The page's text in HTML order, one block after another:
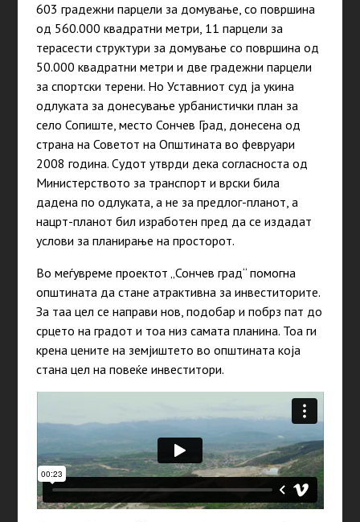
603 градежни парцели за домување, со површина
од 560.000 квадратни метри, 11 парцели за
терасести структури за домување со површина од
50.000 квадратни метри и две градежни парцели
за спортски терени. Но Уставниот суд ја укина
одлуката за донесување урбанистички план за
село Сопиште, место Сончев Град, донесена од
страна на Советот на Општината во февруари
2008 година. Судот утврди дека согласноста од
Министерството за транспорт и врски била
дадена по одлуката, а не за предлог-планот, а
нацрт-планот бил изработен пред да се издадат
услови за планирање на просторот.
Во меѓувреме проектот „Сончев град“ помогна
општината да стане атрактивна за инвеститорите.
За таа цел се направи нов, подобар и побрз пат до
срцето на градот и тоа низ самата планина. Тоа ги
крена цените на земјиштето во општината која
стана цел на повеќе инвеститори.